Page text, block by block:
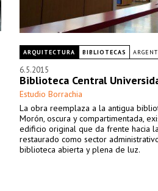
ARQUITECTURA BIBLIOTECAS
6.5.2015
Biblioteca Central
Estudio Borrachia
La obra reemplaza a la antigua
Morón, oscura y compartimentada,
edificio original que da frente hacia
restaurado como sector
biblioteca abierta y plena de luz.